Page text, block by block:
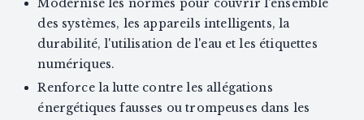
Modernise les normes pour couvrir l'ensemble
des systèmes, les appareils intelligents, la
durabilité, l'utilisation de l'eau et les étiquettes
numériques.
Renforce la lutte contre les allégations
énergétiques fausses ou trompeuses dans les